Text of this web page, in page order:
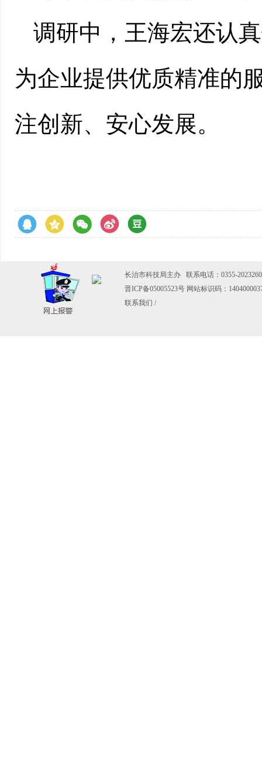
调研中，王海宏还认
为企业提供优质精准的
注创新、安心发展。
长治市科技局主办 联系电话：0355-2023260
晋ICP备05005523号 网站标识码：
联系我们 /